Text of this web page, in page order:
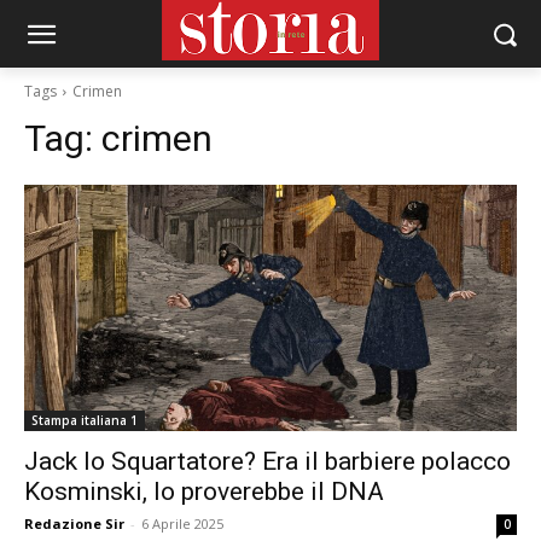
Tags Crimen
Tag: crimen
Stampa italiana 1
Jack lo Squartatore? Era il barbiere polacco
Kosminski, lo proverebbe il DNA
Redazione Sir - 6 Aprile 2025 0